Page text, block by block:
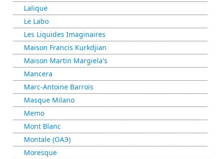
Lalique
Le Labo
Les Liquides Imaginaires
Maison Francis Kurkdjian
Maison Martin Margiela's
Mancera
Marc-Antoine Barrois
Masque Milano
Memo
Mont Blanc
Montale (ОАЭ)
Moresque